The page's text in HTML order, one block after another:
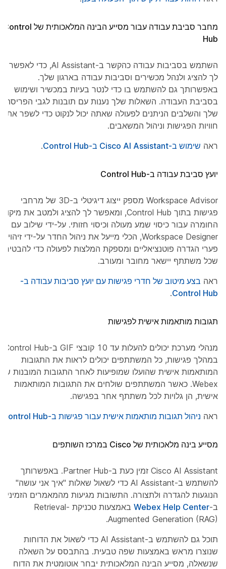
מחבר סביבת עבודה עבור מסייע הבינה המלאכותית של Control
Hub
השתמש בסביבות עבודה כהקשר ב-AI Assistant, כדי לאפשר
לך להציג ולנהל מכשירים וסביבות עבודה בארגון שלך.
באפשרותך גם להשתמש בו כדי לנטר בעיות במכשיר ושימוש
בסביבת העבודה. השאלות שלך נענות עם תובנות לגבי הפריסה
שלך והשלבים הניתנים לפעולה שאתה יכול לנקוט כדי לשפר את
חוויות הפגישות וניהול המשאבים.
ראה שימוש ב-Cisco AI Assistant ב-Control Hub .
יועץ סביבת עבודה ב-Control Hub
Workspace Advisor מספק ייצוג דיגיטלי ב-3D של מרחבי
פגישות בתוך Control Hub, ומאפשר לך להציג ולמטב את מיקום
החומרה עבור כיסוי שמע מעולה וכיסוי חזותי. על-ידי שילוב עם
Workspace Designer, הכלי מייעל את ניהול החדר על-ידי זיהוי
פערי הגדרה פוטנציאליים ומספקת המלצות לפעולה כדי להבטיח
שכל משתתף יישאר מחובר ומעורב.
ראה בצע מיטוב של חדרי פגישות עם יועץ סביבות עבודה ב-
Control Hub
.
תגובות מותאמות אישית לפגישות
במהלך פגישות, כל המשתתפים יכולים לראות את התגובות
המותאמות אישית שהועלו שמופיעות לאחר התגובות המובנות של
Webex. כאשר המשתתפים שולחים את התגובות המותאמות
אישית, הן גלויות לכל משתתף אחר בפגישה.
ראה ניהול תגובות מותאמות אישית עבור פגישות ב-Control Hub
מסייע בינה מלאכותית של Cisco במרכז השותפים
Cisco AI Assistant זמין כעת ב-Partner Hub. באפשרותך
להשתמש ב-AI Assistant כדי לשאול שאלות "איך אני עושה"
הנוגעות להגדרה ולתצורה. התשובות מגיעות מהמאמרים הזמינים
ב-Webex Help Center
באמצעות טכניקת Retrieval-
Augmented Generation (RAG).
תוכל גם להשתמש ב-AI Assistant כדי לשאול את הדוחות
שנוצרו מראש באמצעות שפה טבעית. בהתבסס על השאלה
שנשאלה, מסייע הבינה המלאכותית יבחר אוטומטית את הדוח